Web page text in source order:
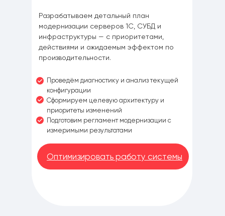
Проведём диагностику и анализ текущей
конфигурации
Сформируем целевую архитектуру и
приоритеты изменений
Подготовим регламент модернизации с
измеримыми результатами
Разрабатываем детальный план
модернизации серверов 1С, СУБД и
инфраструктуры — с приоритетами,
действиями и ожидаемым эффектом по
производительности.
Оптимизировать работу системы